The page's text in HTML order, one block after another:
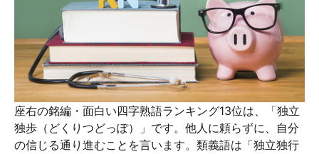
座右の銘編・面白い四字熟語ランキング13位は、「独立
独歩（どくりつどっぽ）」です。他人に頼らずに、自分
の信じる通り進むことを言います。類義語は「独立独行